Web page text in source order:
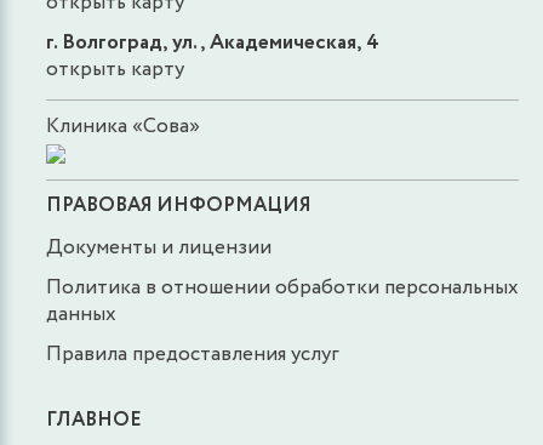
г. Волгоград, ул., Академическая, 4
открыть карту
Клиника «Сова»
ПРАВОВАЯ ИНФОРМАЦИЯ
Документы и лицензии
Политика в отношении обработки персональных
данных
Правила предоставления услуг
ГЛАВНОЕ